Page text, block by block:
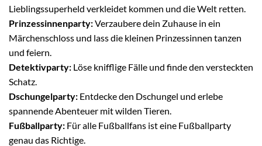
Lieblingssuperheld verkleidet kommen und die Welt retten.
Prinzessinnenparty:Verzaubere dein Zuhause in ein
Märchenschloss und lass die kleinen Prinzessinnen tanzen
und feiern.
Detektivparty: Löse knifflige Fälle und finde den versteckten
Schatz.
Dschungelparty: Entdecke den Dschungel und erlebe
spannende Abenteuer mit wilden Tieren.
Fußballparty: Für alle Fußballfans ist eine Fußballparty
genau das Richtige.